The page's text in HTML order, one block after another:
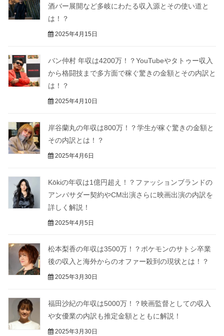
酒バー展開など多岐にわたる収入源とその使い道と
は！？
2025年4月15日
バン仲村 年収は4200万！？YouTubeやタトゥー収入
から格闘技まで多方面で稼ぐ驚きの金額とその内訳と
は！？
2025年4月10日
岸谷蘭丸の年収は800万！？学生が稼ぐ驚きの金額と
その内訳とは！？
2025年4月6日
Kōkiの年収は1億円超え！？ファッションブランドの
アンバサダー契約やCM出演さらに映画出演の内訳を
詳しく解説！
2025年4月5日
松本梨香の年収は3500万！？ポケモンのサトシ卒業
後の収入と海外からのオファー殺到の現状とは！？
2025年3月30日
福田沙紀の年収は5000万！？映画監督としての収入
や女優業の内訳も推定金額とともに解説！
2025年3月30日